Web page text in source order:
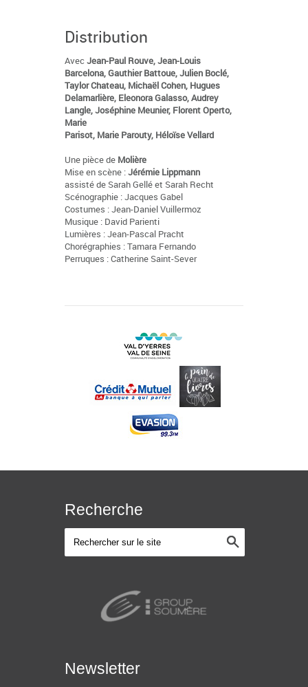
Distribution
AvecJean-Paul Rouve, Jean-Louis
Barcelona, Gauthier Battoue, Julien Boclé,
Taylor Chateau, Michaël Cohen, Hugues
Delamarlière, Eleonora Galasso, Audrey
Langle, Joséphine Meunier, Florent Operto,
Marie
Parisot, Marie Parouty, Héloïse Vellard
Une pièce de Molière
Mise en scène :Jérémie Lippmann
assisté de Sarah Gellé et Sarah Recht
Scénographie : Jacques Gabel
Costumes : Jean-Daniel Vuillermoz
Musique : David Parienti
Lumières : Jean-Pascal Pracht
Chorégraphies : Tamara Fernando
Perruques : Catherine Saint-Sever
Recherche
Newsletter